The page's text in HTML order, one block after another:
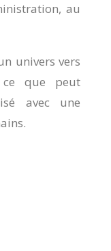
au
univers vers
ce que peut
avec une